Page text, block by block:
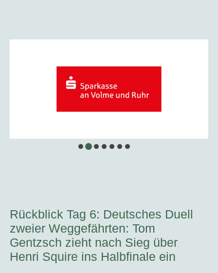
Rückblick Tag 6: Deutsches Duell
zweier Weggefährten: Tom
Gentzsch zieht nach Sieg über
Henri Squire ins Halbfinale ein